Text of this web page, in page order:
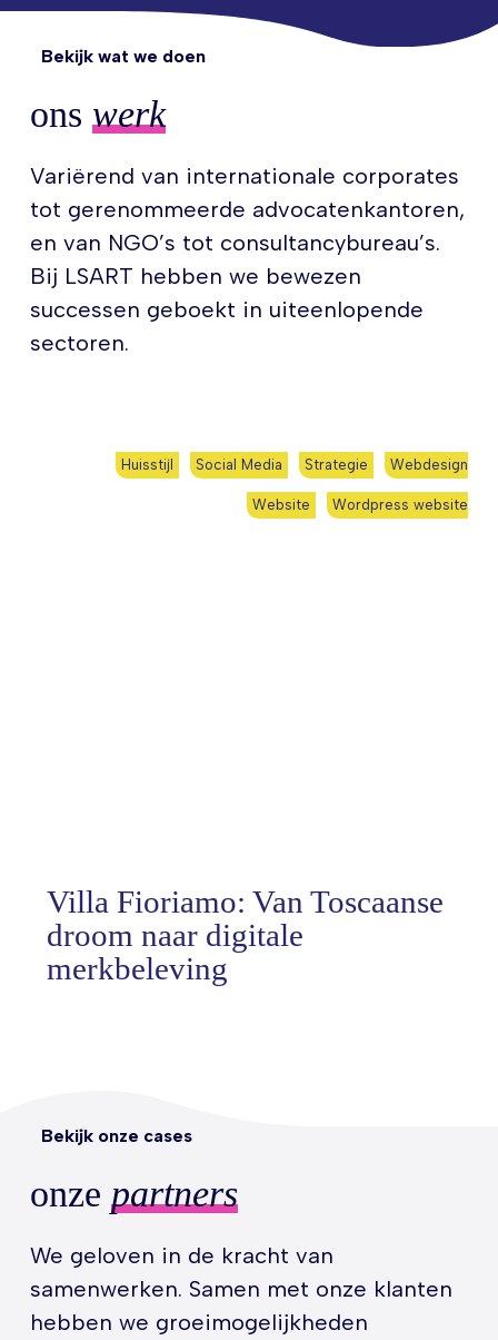
Bekijk wat we doen
ons werk
Variërend van internationale corporates
tot gerenommeerde advocatenkantoren,
en van NGO’s tot consultancybureau’s.
Bij LSART hebben we bewezen
successen geboekt in uiteenlopende
sectoren.
Huisstijl Social Media Strategie Webdesign
Website Wordpress website
Villa Fioriamo: Van Toscaanse
droom naar digitale
merkbeleving
Bekijk onze cases
onze partners
We geloven in de kracht van
samenwerken. Samen met onze klanten
hebben we groeimogelijkheden